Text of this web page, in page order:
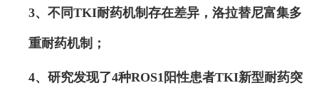
3、不同TKI耐药机制存在差异，洛拉替尼富集多
重耐药机制；
4、研究发现了4种ROS1阳性患者TKI新型耐药突